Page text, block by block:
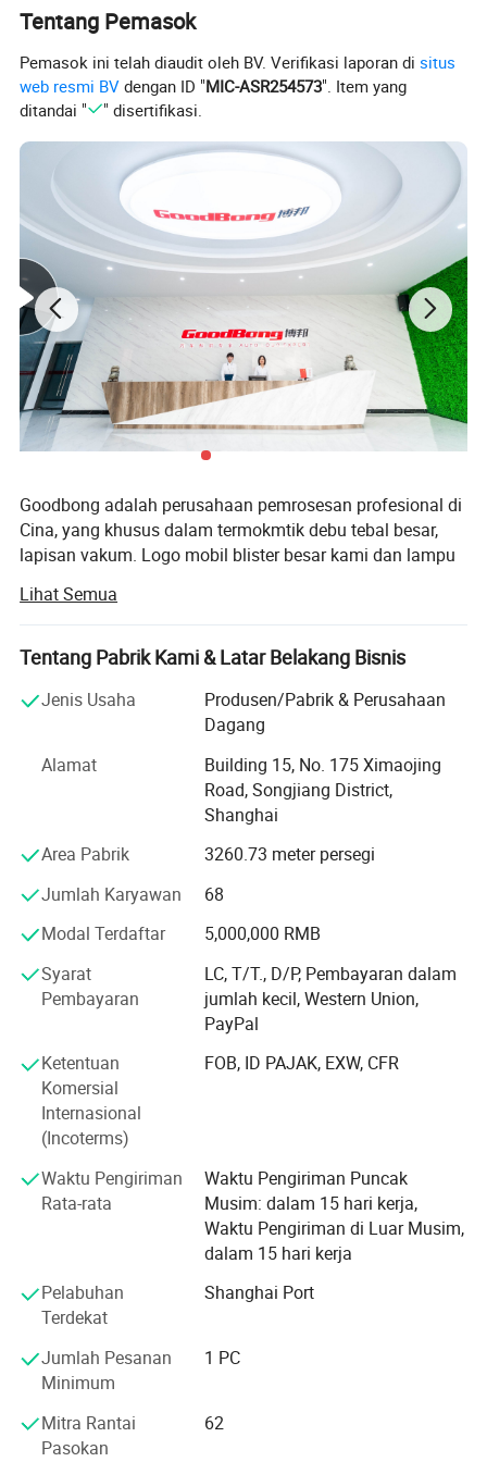
Tentang Pemasok
Pemasok ini telah diaudit oleh BV. Verifikasi laporan disitus
web resmi BV dengan ID "MIC-ASR254573". Item yang
ditandai "
" disertifikasi.
Goodbong adalah perusahaan pemrosesan profesional di
Cina, yang khusus dalam termokmtik debu tebal besar,
lapisan vakum. Logo mobil blister besar kami dan lampu
dunia. Sejak kemampuan perusahaan, kami telah
mengahbasbahkan inovasi teknologi dan pembuatan
secara elektro-plat plastik dan listrik, semakin lama
semakin meningkat dalam melayani pelanggan, ada
sekitar 20 perusahaan dalam 500 besar di dunia, Ratusan
perusahaan ternama di dunia, produk ini memperoleh
penjualan yang baik di lebih dari 20 negara di Australia,
Amerika Utara, Timur Tengah, Afrika, Jerman, Prancis, U.
Co., Ltd. Yang didirikan pada tanggal 2001 Agustus,
adalah salah satu papan iklan yang paling profesional,
kuat, dan perusahaan periklanan luar ruangan di. Kami
berkomitmen menyediakan produk papan iklan
berkualitas tinggi bagi pelanggan kami dari seluruh dunia.
Bobang Signage telah beriklan selama lebih dari 23
tahun. Pabrik kami meliputi wilayah seluas lebih dari
yang baru.
Sejak didirikan pada tahun 2001, perusahaan ini telah
mengembangkan bisnisnya ke hampir 60 negara dan
perusahaan,
mencakup industri-industri seperti mobil, energi,
perdagangan, barang-barang konsumen yang bergerak
cepat, katering, keuangan, barang mewah, dll. Lapisan
vakum perusahaan,
perlengkapan dan teknologi berbahan plastik canggih dan
pengisapan berukuran besar, kualitas personel
logo merek dalam berbagai industri.
Lihat Semua
Tentang Pabrik Kami & Latar Belakang Bisnis
Jenis Usaha
Produsen/Pabrik & Perusahaan
Dagang
Alamat
Building 15, No. 175 Ximaojing
Road, Songjiang District,
Shanghai
Area Pabrik
3260.73 meter persegi
Jumlah Karyawan
68
Modal Terdaftar
5,000,000 RMB
Syarat
Pembayaran
LC, T/T., D/P, Pembayaran dalam
jumlah kecil, Western Union,
PayPal
Ketentuan
Komersial
Internasional
(Incoterms)
FOB, ID PAJAK, EXW, CFR
Waktu Pengiriman
Rata-rata
Waktu Pengiriman Puncak
Musim: dalam 15 hari kerja,
Waktu Pengiriman di Luar Musim,
dalam 15 hari kerja
Pelabuhan
Terdekat
Shanghai Port
Jumlah Pesanan
Minimum
1 PC
Mitra Rantai
Pasokan
62